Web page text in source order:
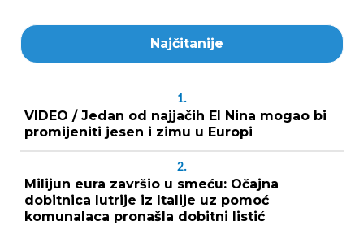
Najčitanije
1.
VIDEO / Jedan od najjačih El Nina mogao bi
promijeniti jesen i zimu u Europi
2.
Milijun eura završio u smeću: Očajna
dobitnica lutrije iz Italije uz pomoć
komunalaca pronašla dobitni listić